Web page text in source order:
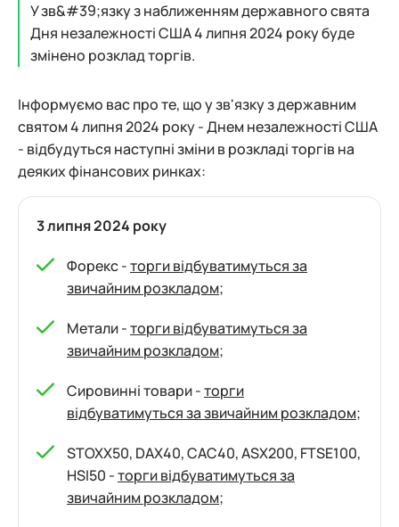
У зв&#39;язку з наближенням державного свята
Дня незалежності США 4 липня 2024 року буде
змінено розклад торгів.
Інформуємо вас про те, що у зв'язку з державним
святом 4 липня 2024 року - Днем незалежності США
- відбудуться наступні зміни в розкладі торгів на
деяких фінансових ринках:
3 липня 2024 року
Форекс -торги відбуватимуться за
звичайним розкладом;
Метали -торги відбуватимуться за
звичайним розкладом;
Сировинні товари -торги
відбуватимуться за звичайним розкладом;
STOXX50, DAX40, CAC40, ASX200, FTSE100,
HSI50 -торги відбуватимуться за
звичайним розкладом;